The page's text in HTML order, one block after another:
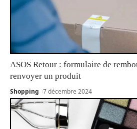
ASOS Retour : formulaire de
renvoyer un produit
Shopping 7 décembre 2024